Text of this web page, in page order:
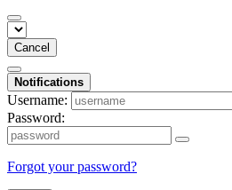
Cancel
Notifications
Username:
Password:
Forgot your password?